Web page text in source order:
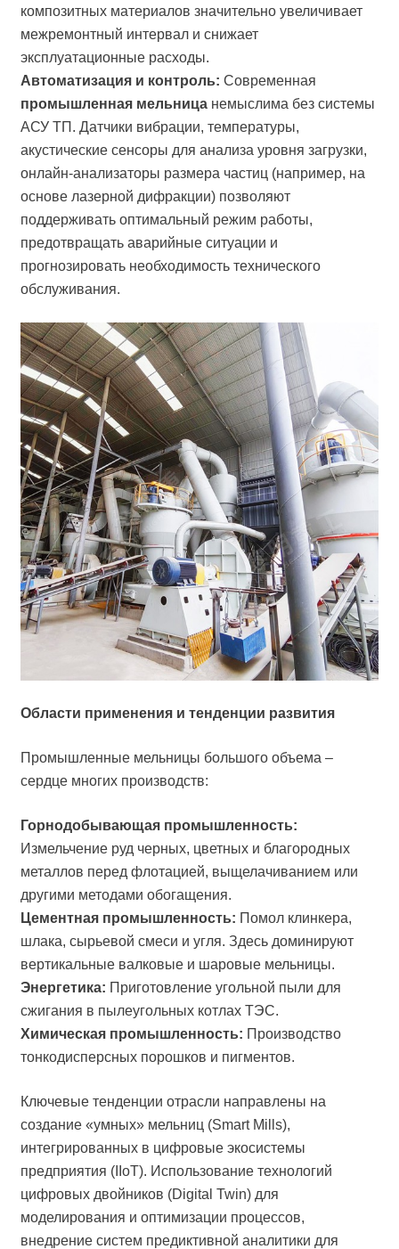
композитных материалов значительно увеличивает
межремонтный интервал и снижает
эксплуатационные расходы.
Автоматизация и контроль: Современная
промышленная мельницанемыслима без системы
АСУ ТП. Датчики вибрации, температуры,
акустические сенсоры для анализа уровня загрузки,
онлайн-анализаторы размера частиц (например, на
основе лазерной дифракции) позволяют
поддерживать оптимальный режим работы,
предотвращать аварийные ситуации и
прогнозировать необходимость технического
обслуживания.
Области применения и тенденции развития
Промышленные мельницы большого объема –
сердце многих производств:
Горнодобывающая промышленность:
Измельчение руд черных, цветных и благородных
металлов перед флотацией, выщелачиванием или
другими методами обогащения.
Цементная промышленность: Помол клинкера,
шлака, сырьевой смеси и угля. Здесь доминируют
вертикальные валковые и шаровые мельницы.
Энергетика: Приготовление угольной пыли для
сжигания в пылеугольных котлах ТЭС.
Химическая промышленность: Производство
тонкодисперсных порошков и пигментов.
Ключевые тенденции отрасли направлены на
создание «умных» мельниц (Smart Mills),
интегрированных в цифровые экосистемы
предприятия (IIoT). Использование технологий
цифровых двойников (Digital Twin) для
моделирования и оптимизации процессов,
внедрение систем предиктивной аналитики для